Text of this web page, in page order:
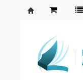
Agamenon
Magalhães